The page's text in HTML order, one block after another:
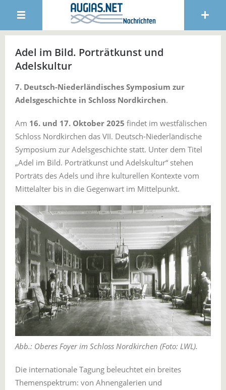
Adel im Bild. Porträtkunst und
Adelskultur
7. Deutsch-Niederländisches Symposium zur
Adelsgeschichte in Schloss Nordkirchen.
Am 16. und 17. Oktober 2025 findet im westfälischen
Schloss Nordkirchen das VII. Deutsch-Niederländische
Symposium zur Adelsgeschichte statt. Unter dem Titel
„Adel im Bild. Porträtkunst und Adelskultur“ stehen
Porträts des Adels und ihre kulturellen Kontexte vom
Mittelalter bis in die Gegenwart im Mittelpunkt.
Abb.: Oberes Foyer im Schloss Nordkirchen (Foto: LWL).
Die internationale Tagung beleuchtet ein breites
Themenspektrum: von Ahnengalerien und